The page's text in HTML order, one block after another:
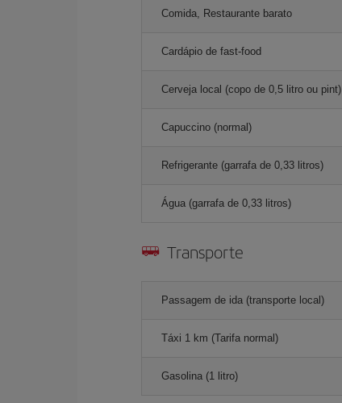
Comida, Restaurante barato
Cardápio de fast-food
Cerveja local (copo de 0,5 litro ou pint)
Capuccino (normal)
Refrigerante (garrafa de 0,33 litros)
Água (garrafa de 0,33 litros)
Transporte
Passagem de ida (transporte local)
Táxi 1 km (Tarifa normal)
Gasolina (1 litro)